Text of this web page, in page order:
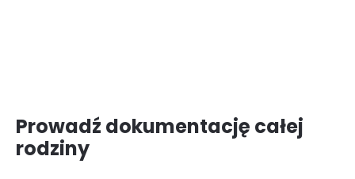
Prowadź dokumentację całej
rodziny